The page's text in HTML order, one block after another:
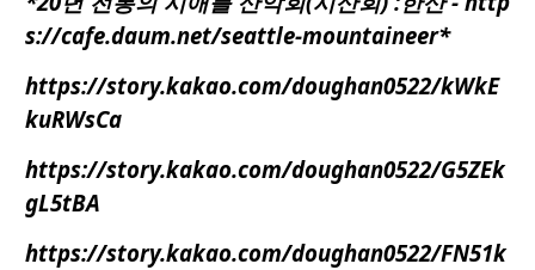
s://cafe.daum.net/seattle-mountaineer*
https://story.kakao.com/doughan0522/kWkE
kuRWsCa
https://story.kakao.com/doughan0522/G5ZEk
gL5tBA
https://story.kakao.com/doughan0522/FN51k